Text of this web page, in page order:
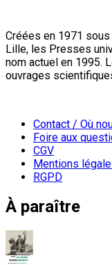
Créées en 1971
Lille, les Presses
nom actuel en 1995.
ouvrages
Contact / Où
Foire aux
CGV
Mentions
RGPD
À paraître